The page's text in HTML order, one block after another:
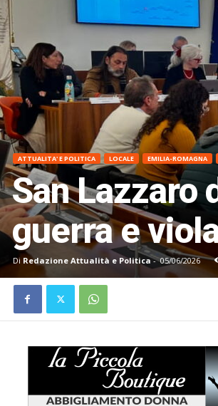
ATTUALITA' E POLITICA LOCALE EMILIA-ROMAGNA
San Lazzaro
guerra e
Di Redazione Attualità e Politica- 05/06/2026